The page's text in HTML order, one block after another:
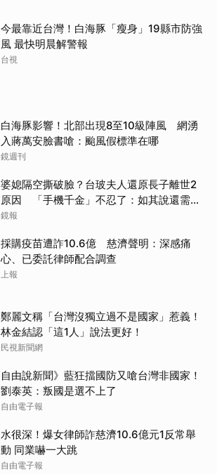
今最靠近台灣！白海豚「瘦身」19縣市防強
風 最快明晨解警報
台視
白海豚影響！北部出現8至10級陣風 網湧
入蔣萬安臉書嗆：颱風假標準在哪
鏡週刊
婆媳隔空撕破臉？台玻夫人還原長子離世2
原因 「手機千金」不忍了：如其說還需要
離開嗎？
鏡報
採購疫苗遭詐10.6億 慈濟聲明：深感痛
心、已委託律師配合調查
上報
鄭麗文稱「台灣沒獨立過不是國家」惹義！
林金結認「這1人」說法更好！
民視新聞網
自由說新聞》藍狂擋國防又嗆台灣非國家！
劉泰英：叛國是選不上了
自由電子報
水很深！爆女律師詐慈濟10.6億元1反常舉
動 同業嚇一大跳
自由電子報